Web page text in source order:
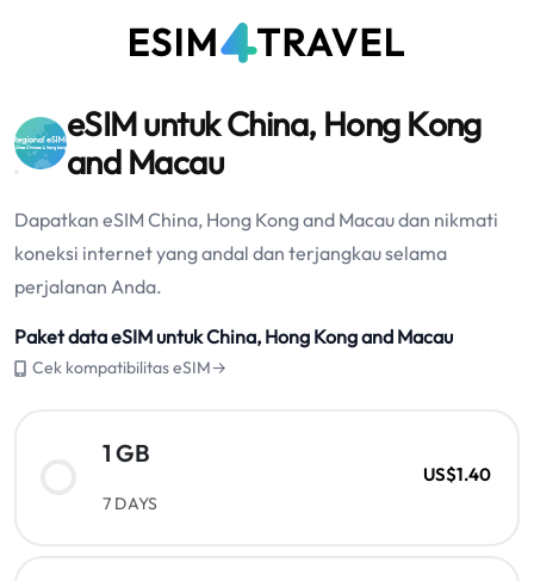
eSIM untuk China, Hong Kong
and Macau
Dapatkan eSIM China, Hong Kong and Macau dan nikmati
koneksi internet yang andal dan terjangkau selama
perjalanan Anda.
Paket data eSIM untuk China, Hong Kong and Macau
Cek kompatibilitas eSIM→
1 GB
7 DAYS
US$1.40